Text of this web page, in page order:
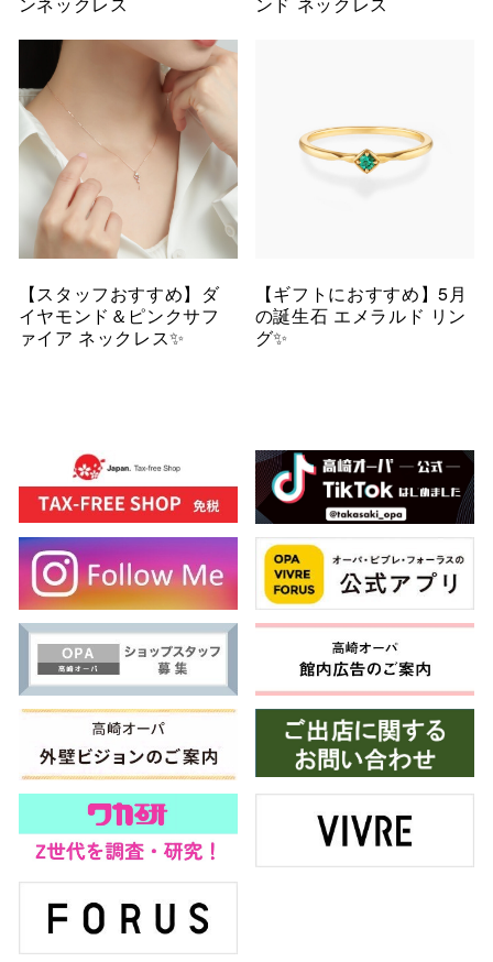
【スタッフおすすめ】ダ
イヤモンド＆ピンクサフ
ァイア ネックレス✨
【ギフトにおすすめ】5月
の誕生石 エメラルド リン
グ✨